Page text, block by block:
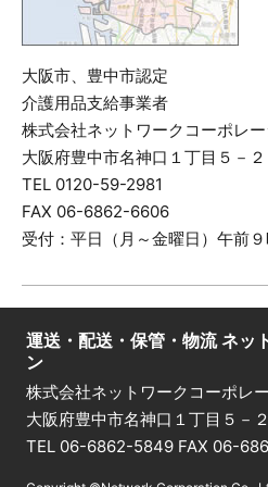
大阪市、豊中市認定
介護用品支給事業者
株式会社ネットワークコーポレ
大阪府豊中市名神口１丁目５－２
TEL 0120-59-2981
FAX 06-6862-6606
受付：平日（月～金曜日）午前
運送・配送・保管・物流 ネッ
ン
株式会社ネットワークコーポレ
大阪府豊中市名神口１丁目５－
TEL 06-6862-5849 FAX 06-